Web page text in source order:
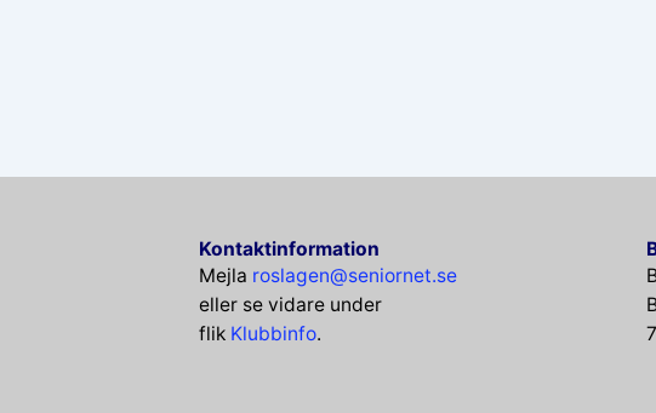
Kontaktinformation
Mejla roslagen@seniornet.se
eller se vidare under
flik Klubbinfo.